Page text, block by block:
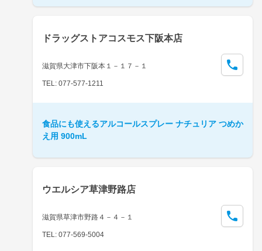
ドラッグストアコスモス下阪本店
滋賀県大津市下阪本１－１７－１
TEL: 077-577-1211
食品にも使えるアルコールスプレー ナチュリア つめか
え用 900mL
ウエルシア草津野路店
滋賀県草津市野路４－４－１
TEL: 077-569-5004